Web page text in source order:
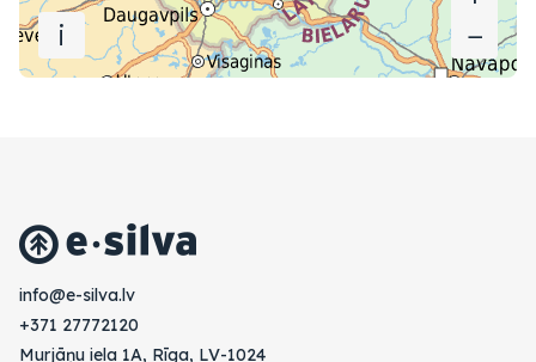
−
i
−
vl.avlis-e@ofni
+371 27772120
Murjāņu iela 1A, Rīga, LV-1024